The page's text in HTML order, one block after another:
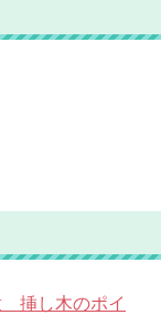
挿し木のポイ